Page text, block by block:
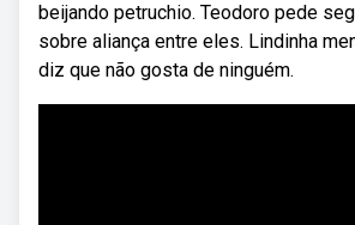
beijando petruchio. Teodoro pede
sobre aliança entre eles. Lindinha
diz que não gosta de ninguém.